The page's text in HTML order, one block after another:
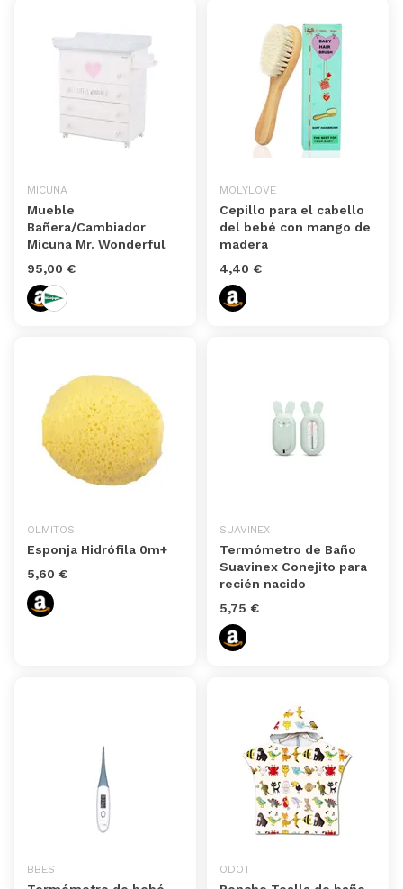
MICUNA
Mueble
Bañera/Cambiador
Micuna Mr. Wonderful
95,00 €
MOLYLOVE
Cepillo para el cabello
del bebé con mango de
madera
4,40 €
OLMITOS
Esponja Hidrófila 0m+
5,60 €
SUAVINEX
Termómetro de Baño
Suavinex Conejito para
recién nacido
5,75 €
BBEST ODOT